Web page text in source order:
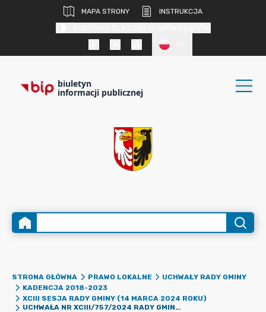
MAPA STRONY
INSTRUKCJA
biuletyn
informacji publicznej
STRONA GŁÓWNA PRAWO LOKALNE
UCHWAŁY RADY GMINY
KADENCJA 2018-2023
XCIII SESJA RADY GMINY (14 MARCA 2024 ROKU)
UCHWAŁA NR XCIII/757/2024 RADY GMINY RASZYN Z DNIA 14 MARCA 2024 ROKU W SPRAWIE WYSTĄPIENIA DO WÓJTA GMINY RASZYN Z WNIOSKIEM O PRZEPROWADZENIE KONSULTACJI SPOŁECZNYCH Z MIESZKAŃCAMI